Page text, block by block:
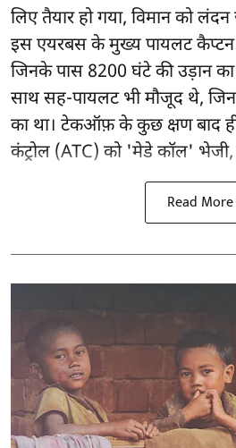
लिए तैयार हो गया, विमान को लंदन
इस एयरबस के मुख्य पायलट
जिनके पास 8200 घंटे की उड़ान
साथ सह-पायलट भी मौजूद थे,
का था। टेकऑफ़ के कुछ क्षण बाद
कंट्रोल (ATC) को 'मेडे कॉल' भेजी,
Read More